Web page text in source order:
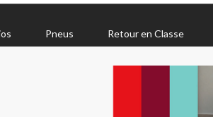
Pneus Retour en Classe